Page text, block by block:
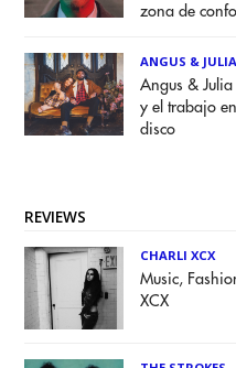
zona de
ANGUS &
Angus &
y el trabajo
disco
REVIEWS
CHARLI XCX
Music,
XCX